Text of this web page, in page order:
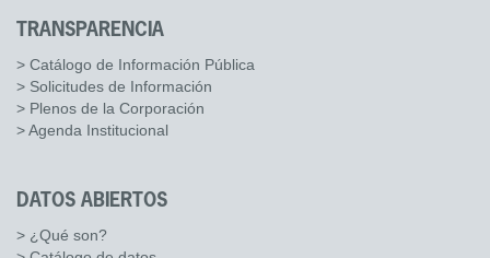
TRANSPARENCIA
> Catálogo de Información Pública
> Solicitudes de Información
> Plenos de la Corporación
> Agenda Institucional
DATOS ABIERTOS
> ¿Qué son?